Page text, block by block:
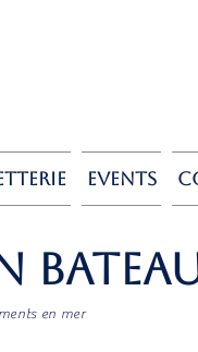
Events
en mer